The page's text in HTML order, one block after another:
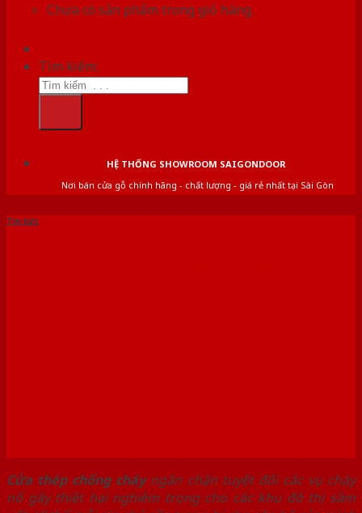
Chưa có sản phẩm trong giỏ hàng.
Tìm kiếm:
HỆ THỐNG SHOWROOM SAIGONDOOR
Nơi bán cửa gỗ chính hãng - chất lượng - giá rẻ nhất tại Sài Gòn
Tin tức
Cửa thép chống cháyngăn chặn tuyệt đối các vụ cháy
nổ gây thiệt hại nghiêm trọng cho các khu đô thị sầm